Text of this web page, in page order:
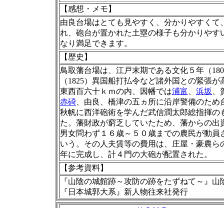
【感想・メモ】
由良台場はとても見やすく、分かりやすく
れ、砲台が置かれた土塁の様子も分かりや
なり満足できます。
【歴史】
鳥取藩台場は、江戸末期である文化５年（
（1825）異国船打払令など諸外国との緊張
東西百六十ｋｍの内、因幡では浦富 浜坂
赤碕 、由良、橋津の五ヵ所に沿岸警備のた
秋帆に西洋砲術を学んだ武信潤太郎総指揮の
た。藩財政が窮乏していたため、藩からの
男女問わず１６歳～５０歳までの農民が動
いう。その人夫賃等の費用は、庄屋・豪農
年に完成し、計４門の大砲が配置された。
【参考資料】
『山陰の城館跡～攻防の跡をたずねて～』
『日本城郭大系』新人物往来社発行